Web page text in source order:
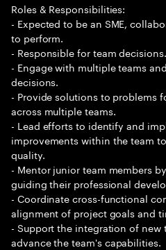
Roles & Responsibilities:
- Expected to be an SME,
to perform.
- Responsible for team decisions.
- Engage with multiple teams
decisions.
- Provide solutions to problems
across multiple teams.
- Lead efforts to identify and
improvements within the team
quality.
- Mentor junior team members
guiding their professional
- Coordinate cross-functional
alignment of project goals and
- Support the integration of
advance the team's capabilities.